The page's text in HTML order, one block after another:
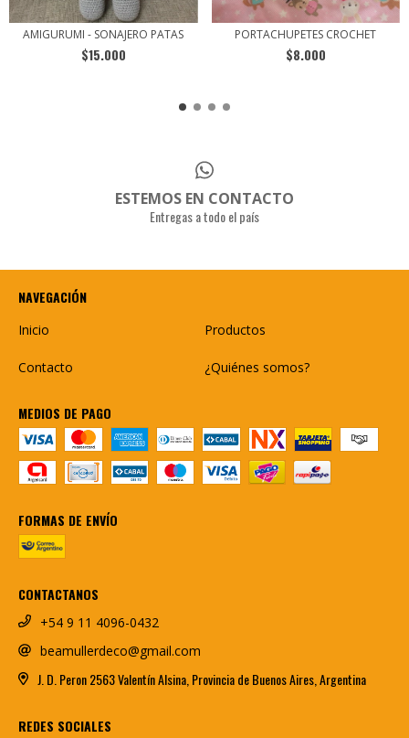
AMIGURUMI - SONAJERO PATAS
$15.000
PORTACHUPETES CROCHET
$8.000
ESTEMOS EN CONTACTO
Entregas a todo el país
NAVEGACIÓN
Inicio Productos
Contacto ¿Quiénes somos?
MEDIOS DE PAGO
FORMAS DE ENVÍO
CONTACTANOS
+54 9 11 4096-0432
beamullerdeco@gmail.com
J. D. Peron 2563 Valentín Alsina, Provincia de Buenos Aires, Argentina
REDES SOCIALES